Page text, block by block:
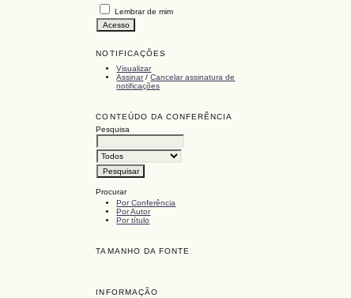
Lembrar de mim
NOTIFICAÇÕES
Visualizar
Assinar/Cancelar assinatura de
notificações
CONTEÚDO DA CONFERÊNCIA
Pesquisa
Procurar
Por Conferência
Por Autor
Por título
TAMANHO DA FONTE
INFORMAÇÃO